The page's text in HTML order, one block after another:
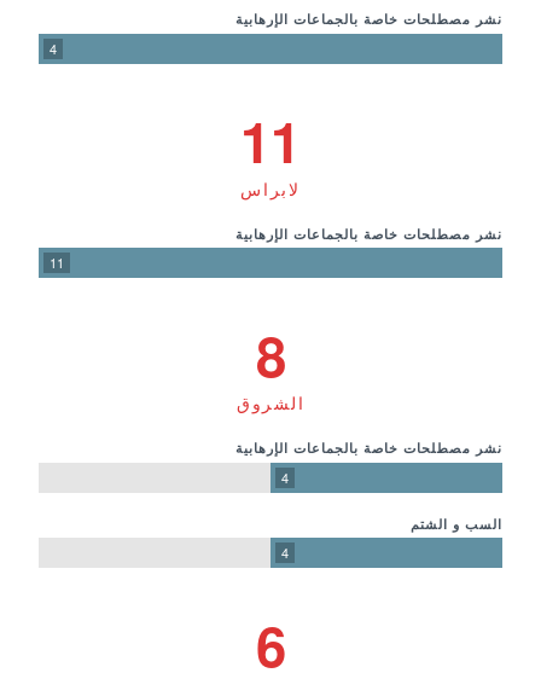
نشر مصطلحات خاصة بالجماعات الإرهابية
4
11
لابراس
نشر مصطلحات خاصة بالجماعات الإرهابية
11
8
الشروق
نشر مصطلحات خاصة بالجماعات الإرهابية
4
السب و الشتم
4
6